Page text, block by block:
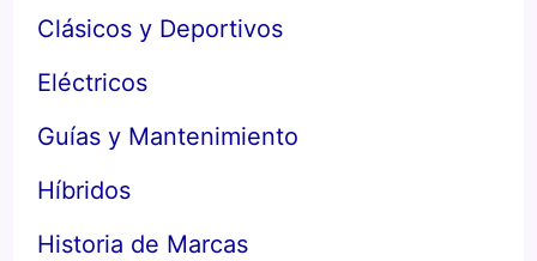
Clásicos y Deportivos
Eléctricos
Guías y Mantenimiento
Híbridos
Historia de Marcas